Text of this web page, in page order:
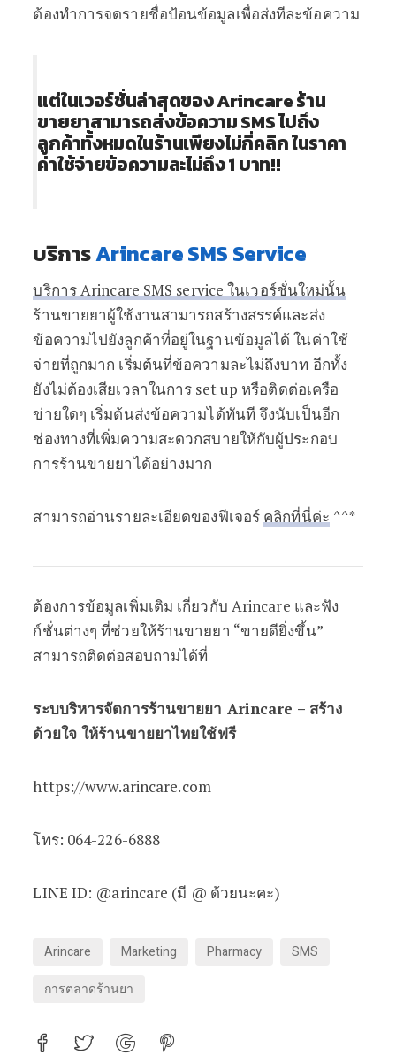
ต้องทำการจดรายชื่อป้อนข้อมูลเพื่อส่งทีละข้อความ
แต่ในเวอร์ชั่นล่าสุดของ Arincare ร้าน
ขายยาสามารถส่งข้อความ SMS ไปถึง
ลูกค้าทั้งหมดในร้านเพียงไม่กี่คลิก ในราคา
ค่าใช้จ่ายข้อความละไม่ถึง 1 บาท!!
บริการArincare SMS Service
บริการ Arincare SMS service ในเวอร์ชั่นใหม่นั้น
ร้านขายยาผู้ใช้งานสามารถสร้างสรรค์และส่ง
ข้อความไปยังลูกค้าที่อยู่ในฐานข้อมูลได้ ในค่าใช้
จ่ายที่ถูกมาก เริ่มต้นที่ข้อความละไม่ถึงบาท อีกทั้ง
ยังไม่ต้องเสียเวลาในการ set up หรือติดต่อเครือ
ข่ายใดๆ เริ่มต้นส่งข้อความได้ทันที จึงนับเป็นอีก
ช่องทางที่เพิ่มความสะดวกสบายให้กับผู้ประกอบ
การร้านขายยาได้อย่างมาก
สามารถอ่านรายละเอียดของฟีเจอร์ คลิกที่นี่ค่ะ ^^*
ต้องการข้อมูลเพิ่มเติม เกี่ยวกับ Arincare และฟัง
ก์ชั่นต่างๆ ที่ช่วยให้ร้านขายยา “ขายดียิ่งขึ้น”
สามารถติดต่อสอบถามได้ที่
ระบบริหารจัดการร้านขายยา Arincare – สร้าง
ด้วยใจ ให้ร้านขายยาไทยใช้ฟรี
https://www.arincare.com
โทร: 064-226-6888
LINE ID: @arincare (มี @ ด้วยนะคะ)
Arincare Marketing Pharmacy
SMS
การตลาดร้านยา